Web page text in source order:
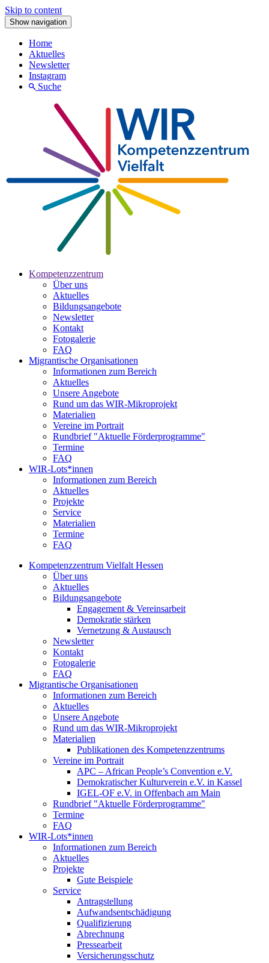
Skip to content
Show navigation
Home
Aktuelles
Newsletter
Instagram
Suche
Kompetenzzentrum
Über uns
Aktuelles
Bildungsangebote
Newsletter
Kontakt
Fotogalerie
FAQ
Migrantische Organisationen
Informationen zum Bereich
Aktuelles
Unsere Angebote
Rund um das WIR-Mikroprojekt
Materialien
Vereine im Portrait
Rundbrief "Aktuelle Förderprogramme"
Termine
FAQ
WIR-Lots*innen
Informationen zum Bereich
Aktuelles
Projekte
Service
Materialien
Termine
FAQ
Kompetenzzentrum Vielfalt Hessen
Über uns
Aktuelles
Bildungsangebote
Engagement & Vereinsarbeit
Demokratie stärken
Vernetzung & Austausch
Newsletter
Kontakt
Fotogalerie
FAQ
Migrantische Organisationen
Informationen zum Bereich
Aktuelles
Unsere Angebote
Rund um das WIR-Mikroprojekt
Materialien
Publikationen des Kompetenzzentrums
Vereine im Portrait
APC – African People’s Convention e.V.
Demokratischer Kulturverein e.V. in Kassel
IGEL-OF e.V. in Offenbach am Main
Rundbrief "Aktuelle Förderprogramme"
Termine
FAQ
WIR-Lots*innen
Informationen zum Bereich
Aktuelles
Projekte
Gute Beispiele
Service
Antragstellung
Aufwandsentschädigung
Qualifizierung
Abrechnung
Pressearbeit
Versicherungsschutz